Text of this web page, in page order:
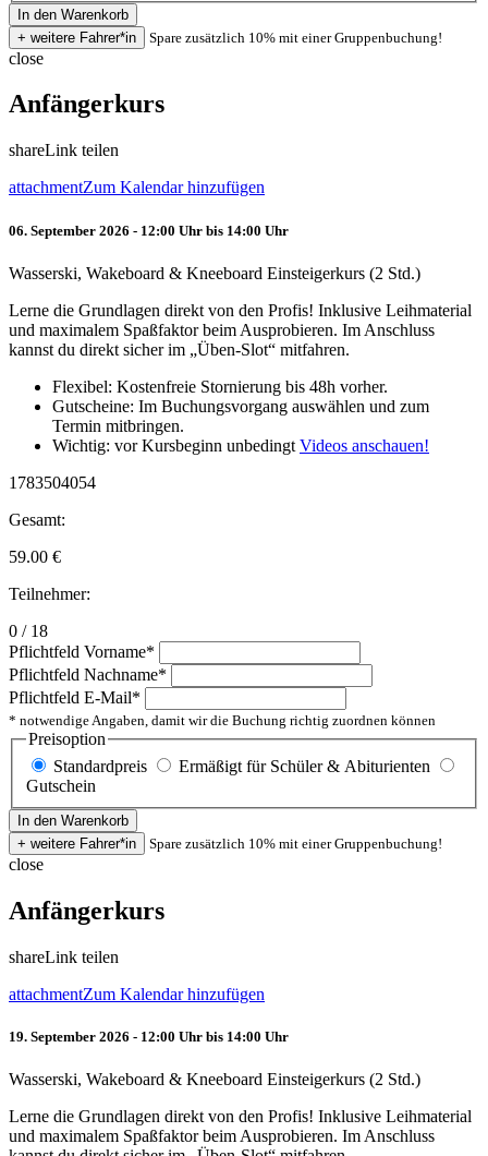
Spare zusätzlich 10% mit einer Gruppenbuchung!
close
Anfängerkurs
shareLink teilen
attachmentZum Kalendar hinzufügen
06. September 2026 - 12:00 Uhr bis 14:00 Uhr
Wasserski, Wakeboard & Kneeboard Einsteigerkurs (2 Std.)
Lerne die Grundlagen direkt von den Profis! Inklusive Leihmaterial
und maximalem Spaßfaktor beim Ausprobieren. Im Anschluss
kannst du direkt sicher im „Üben-Slot“ mitfahren.
Flexibel: Kostenfreie Stornierung bis 48h vorher.
Gutscheine: Im Buchungsvorgang auswählen und zum
Termin mitbringen.
Wichtig: vor Kursbeginn unbedingt Videos anschauen!
1783504054
Gesamt:
59.00 €
Teilnehmer:
0 / 18
Pflichtfeld Vorname*
Pflichtfeld Nachname*
Pflichtfeld E-Mail*
* notwendige Angaben, damit wir die Buchung richtig zuordnen können
Preisoption
Standardpreis
Ermäßigt für Schüler & Abiturienten
Gutschein
Spare zusätzlich 10% mit einer Gruppenbuchung!
close
Anfängerkurs
shareLink teilen
attachmentZum Kalendar hinzufügen
19. September 2026 - 12:00 Uhr bis 14:00 Uhr
Wasserski, Wakeboard & Kneeboard Einsteigerkurs (2 Std.)
Lerne die Grundlagen direkt von den Profis! Inklusive Leihmaterial
und maximalem Spaßfaktor beim Ausprobieren. Im Anschluss